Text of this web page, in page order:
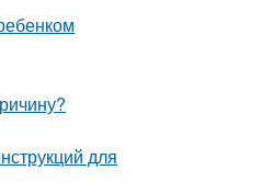
для